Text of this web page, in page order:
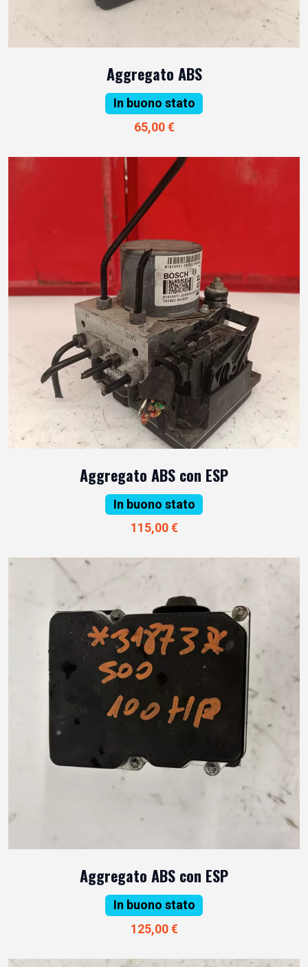
Aggregato ABS
In buono stato
65,00 €
Aggregato ABS con ESP
In buono stato
115,00 €
Aggregato ABS con ESP
In buono stato
125,00 €